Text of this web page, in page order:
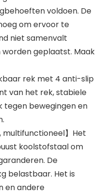
voldoen. De
om ervoor te
niet samenvalt
geplaatst. Maak
rek met 4 anti-slip
van het rek, stabiele
bewegingen en
multifunctioneel】Het
koolstofstaal om
De
belastbaar. Het is
en andere